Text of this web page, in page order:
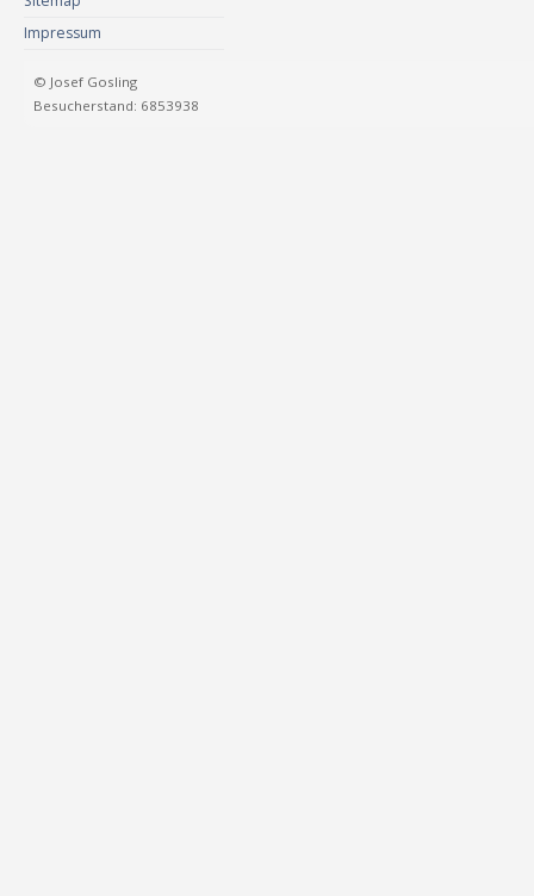
Impressum
© Josef Gosling
Besucherstand: 6853938